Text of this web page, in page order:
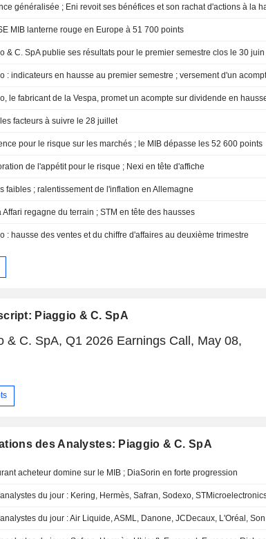
MIB lanterne rouge en Europe à 51 700 points
les facteurs à suivre le 28 juillet
pour le risque sur les marchés ; le MIB dépasse les 52 600 points
de l'appétit pour le risque ; Nexi en tête d'affiche
faibles ; ralentissement de l'inflation en Allemagne
Affari regagne du terrain ; STM en tête des hausses
: hausse des ventes et du chiffre d'affaires au deuxième trimestre
Piaggio & C. SpA
& C. SpA, Q1 2026 Earnings Call, May 08,
des Analystes: Piaggio & C. SpA
acheteur domine sur le MIB ; DiaSorin en forte progression